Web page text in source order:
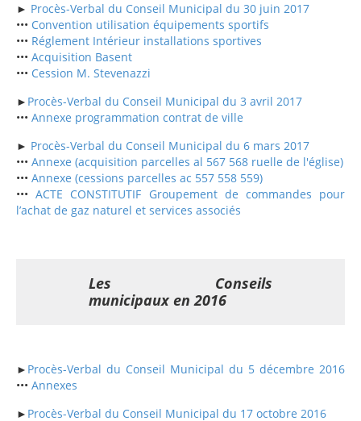
► Procès-Verbal du Conseil Municipal du 30 juin 2017
••• Convention utilisation équipements sportifs
••• Réglement Intérieur installations sportives
••• Acquisition Basent
••• Cession M. Stevenazzi
► Procès-Verbal du Conseil Municipal du 3 avril 2017
••• Annexe programmation contrat de ville
► Procès-Verbal du Conseil Municipal du 6 mars 2017
••• Annexe (acquisition parcelles al 567 568 ruelle de l'église)
••• Annexe (cessions parcelles ac 557 558 559)
•••ACTE CONSTITUTIF Groupement de commandes pour
l’achat de gaz naturel et services associés
Les Conseils
municipaux en 2016
► Procès-Verbal du Conseil Municipal du 5 décembre 2016
••• Annexes
► Procès-Verbal du Conseil Municipal du 17 octobre 2016